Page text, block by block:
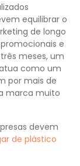
equilibrar o
de longo
e
meses, um
como um
por mais de
marca muito
devem
de plástico